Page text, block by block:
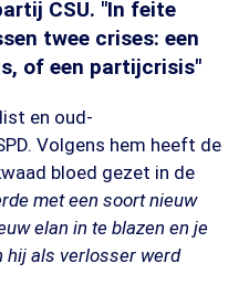
CSU. "In feite
twee crises: een
of een partijcrisis"
en oud-
Volgens hem heeft de
bloed gezet in de
met een soort nieuw
elan in te blazen en je
hij als verlosser werd